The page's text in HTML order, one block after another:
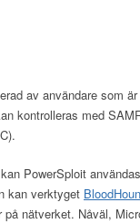
av användare som
kontrolleras med
PowerSploit
kan verktyget
på nätverket. Nåväl,